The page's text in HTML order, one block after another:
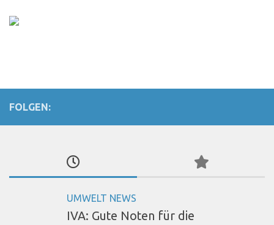
FOLGEN:
UMWELT NEWS
IVA: Gute Noten für die